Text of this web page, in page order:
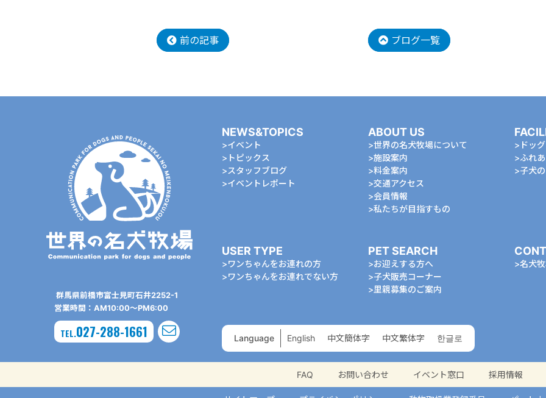
前の記事 ブログ一覧
群⾺県前橋市富⼠⾒町⽯井2252-1
営業時間：AM10:00〜PM6:00
TEL.027-288-1661
NEWS&TOPICS
イベント
トピックス
スタッフブログ
イベントレポート
ABOUT US
世界の名犬牧場について
施設案内
料金案内
交通アクセス
会員情報
私たちが⽬指すもの
ドッ
ふれ
⼦⽝
USER TYPE
ワンちゃんをお連れの⽅
ワンちゃんをお連れでない⽅
PET SEARCH
お迎えする⽅へ
⼦⽝販売コーナー
⾥親募集のご案内
名⽝
Language English 中⽂簡体字 中⽂繁体字 한글로
FAQ お問い合わせ イベント窓口 採用情報